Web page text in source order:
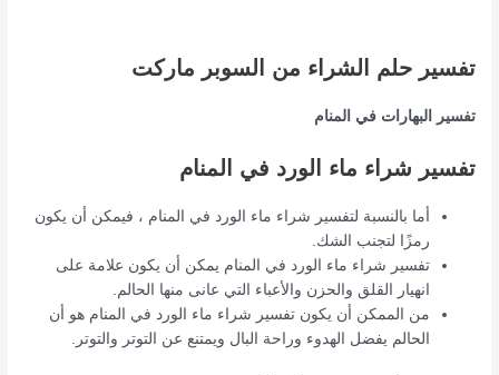
تفسير حلم الشراء من السوبر ماركت
تفسير البهارات في المنام
تفسير شراء ماء الورد في المنام
أما بالنسبة لتفسير شراء ماء الورد في المنام ، فيمكن أن يكون
رمزًا لتجنب الشك.
تفسير شراء ماء الورد في المنام يمكن أن يكون علامة على
انهيار القلق والحزن والأعباء التي عانى منها الحالم.
من الممكن أن يكون تفسير شراء ماء الورد في المنام هو أن
الحالم يفضل الهدوء وراحة البال ويمتنع عن التوتر والتوتر.